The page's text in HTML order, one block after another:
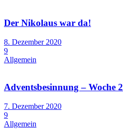
Der Nikolaus war da!
8. Dezember 2020
9
Allgemein
Adventsbesinnung – Woche 2
7. Dezember 2020
9
Allgemein